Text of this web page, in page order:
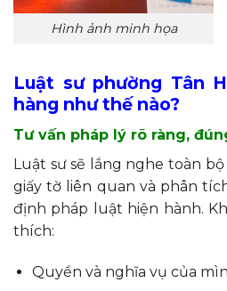
Hình ảnh minh họa
Luật sư phường Tân
hàng như thế nào?
Tư vấn pháp lý rõ ràng,
Luật sư sẽ lắng nghe toàn bộ
giấy tờ liên quan và phân
định pháp luật hiện hành.
thích:
Quyền và nghĩa vụ của